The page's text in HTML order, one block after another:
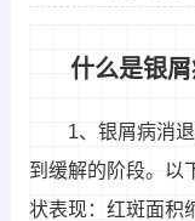
什么是银
1、银屑病消
到缓解的阶段。以
状表现：红斑面积